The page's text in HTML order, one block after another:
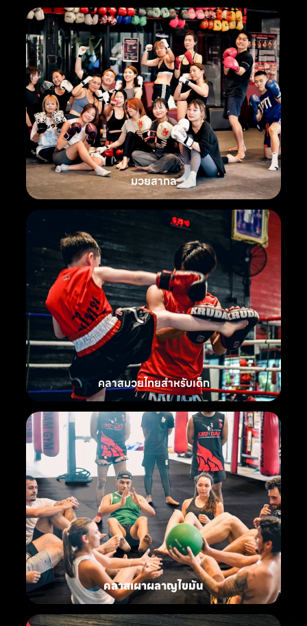
มวยสากล
คลาสมวยไทยสำหรับเด็ก
คลาสเผาผลาญไขมัน